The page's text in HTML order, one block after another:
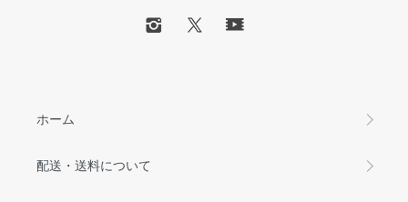
ホーム
配送・送料について